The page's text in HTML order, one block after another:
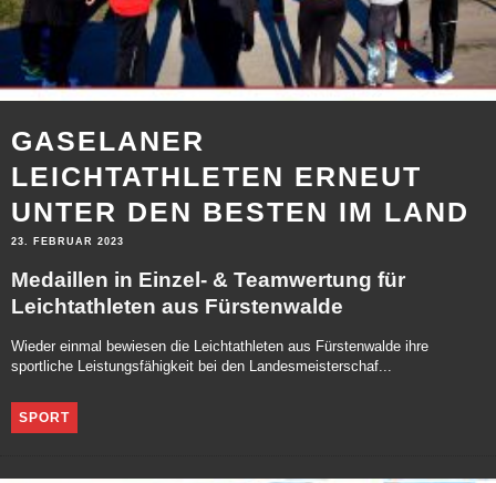
GASELANER
LEICHTATHLETEN ERNEUT
UNTER DEN BESTEN IM LAND
23. FEBRUAR 2023
Medaillen in Einzel- & Teamwertung für
Leichtathleten aus Fürstenwalde
Wieder einmal bewiesen die Leichtathleten aus Fürstenwalde ihre
sportliche Leistungsfähigkeit bei den Landesmeisterschaf...
SPORT